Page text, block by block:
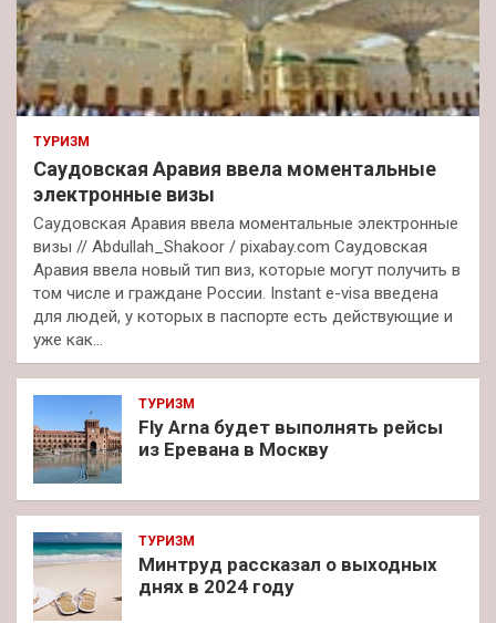
ТУРИЗМ
Саудовская Аравия ввела моментальные
электронные визы
Саудовская Аравия ввела моментальные электронные
визы // Abdullah_Shakoor / pixabay.com Саудовская
Аравия ввела новый тип виз, которые могут получить в
том числе и граждане России. Instant e-visa введена
для людей, у которых в паспорте есть действующие и
уже как…
ТУРИЗМ
Fly Arna будет выполнять рейсы
из Еревана в Москву
ТУРИЗМ
Минтруд рассказал о выходных
днях в 2024 году